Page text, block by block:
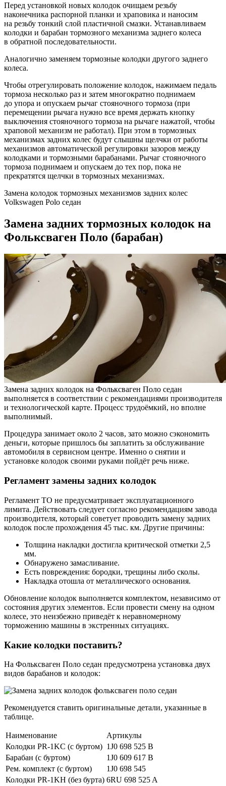
Перед установкой новых колодок очищаем резьбу
наконечника распорной планки и храповика и наносим
на резьбу тонкий слой пластичной смазки. Устанавливаем
колодки и барабан тормозного механизма заднего колеса
в обратной последовательности.
Аналогично заменяем тормозные колодки другого заднего
колеса.
Чтобы отрегулировать положение колодок, нажимаем педаль
тормоза несколько раз и затем многократно поднимаем
до упора и опускаем рычаг стояночного тормоза (при
перемещении рычага нужно все время держать кнопку
выключения стояночного тормоза на рычаге нажатой, чтобы
храповой механизм не работал). При этом в тормозных
механизмах задних колес будут слышны щелчки от работы
механизмов автоматической регулировки зазоров между
колодками и тормозными барабанами. Рычаг стояночного
тормоза поднимаем и опускаем до тех пор, пока не
прекратятся щелчки в тормозных механизмах.
Замена колодок тормозных механизмов задних колес
Volkswagen Polo седан
Замена задних тормозных колодок на
Фольксваген Поло (барабан)
Замена задних колодок на Фольксваген Поло седан
выполняется в соответствии с рекомендациями производителя
и технологической карте. Процесс трудоёмкий, но вполне
выполнимый.
Процедура занимает около 2 часов, зато можно сэкономить
деньги, которые пришлось бы заплатить за обслуживание
автомобиля в сервисном центре. Именно о снятии и
установке колодок своими руками пойдёт речь ниже.
Регламент замены задних колодок
Регламент ТО не предусматривает эксплуатационного
лимита. Действовать следует согласно рекомендациям завода
производителя, который советует проводить замену задних
колодок после прохождения 45 тыс. км. Другие причины:
Толщина накладки достигла критической отметки 2,5
мм.
Обнаружено замасливание.
Есть повреждения: бородки, трещины либо сколы.
Накладка отошла от металлического основания.
Обновление колодок выполняется комплектом, независимо от
состояния других элементов. Если провести смену на одном
колесе, это неизбежно приведёт к неравномерному
торможению машины в экстренных ситуациях.
Какие колодки поставить?
На Фольксваген Поло седан предусмотрена установка двух
видов барабанов и колодок:
Рекомендуется ставить оригинальные детали, указанные в
таблице.
Наименование
Артикулы
Колодки PR-1KC (с буртом) 1J0 698 525 B
Барабан (с буртом)
1J0 609 617 B
Рем. комплект (с буртом)
1J0 698 545
Колодки PR-1KH (без бурта) 6RU 698 525 A